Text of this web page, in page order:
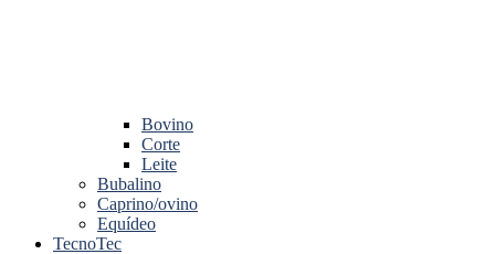
Bovino
Corte
Leite
Bubalino
Caprino/ovino
Equídeo
TecnoTec